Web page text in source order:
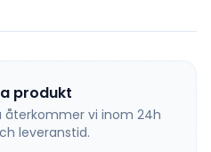
produkt
återkommer vi inom 24h
leveranstid.